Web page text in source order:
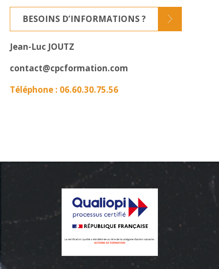
BESOINS D’INFORMATIONS ?
Jean-Luc JOUTZ
contact@cpcformation.com
Téléphone : 06.60.30.75.56